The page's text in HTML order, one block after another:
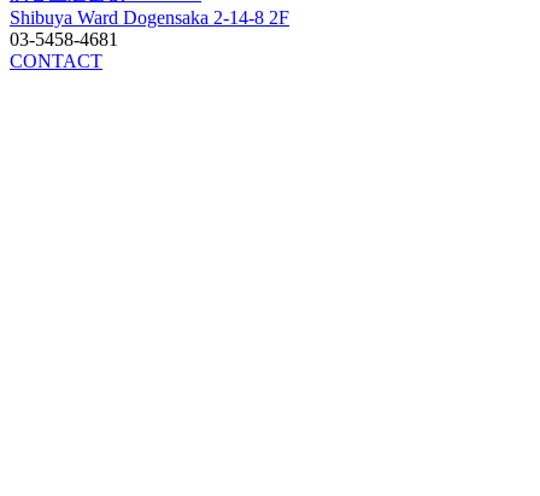
Shibuya Ward Dogensaka 2-14-8 2F
03-5458-4681
CONTACT